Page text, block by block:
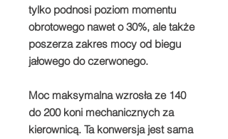
tylko podnosi poziom momentu
obrotowego nawet o 30%, ale także
poszerza zakres mocy od biegu
jałowego do czerwonego.
Moc maksymalna wzrosła ze 140
do 200 koni mechanicznych za
kierownicą. Ta konwersja jest sama